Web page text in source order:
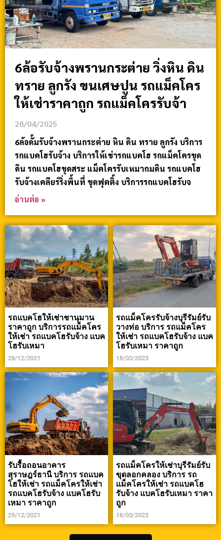
6ล้อรับจ้างพรานกระต่าย วิ่งหิน ดิน
ทราย ลูกรัง ขนเศษปูน รถแม็คโคร
ให้เช่าราคาถูก รถแม็คโครรับจ้า
28/04/2025
6ล้อดั้มรับจ้างพรานกระต่าย หิน ดิน ทราย ลูกรัง บริการ
รถแบคโฮรับจ้าง บริการให้เช่ารถแบคโฮ รถแม็คโครขุด
ดิน รถแบคโฮขุดสระ แม็คโครรับเหมาถมดิน รถแบคโฮ
รับจ้างเคลียร์ริ่งพื้นที่ ขุดฟุตติ้ง บริการรถแบคโฮรับจ
อ่านต่อ »
รถแบคโฮให้เช่าชานุมาน
ราคาถูก บริการรถแม็คโคร
ให้เช่า รถแบคโฮรับจ้าง แบค
โฮรับเหมา
28/12/2021
รถแม็คโครรับจ้างบุรีรัมย์รับ
วางท่อ บริการ รถแม็คโคร
ให้เช่า รถแบคโฮรับจ้าง แบค
โฮรับเหมา ราคาถูก
18/03/2023
รับรื้อถอนอาคาร
สุราษฎร์ธานี บริการ รถแบค
โฮให้เช่า รถแม็คโครให้เช่า
รถแบคโฮรับจ้าง แบคโฮรับ
เหมา ราคาถูก
29/12/2021
รถแม็คโครให้เช่าบุรีรัมย์รับ
ขุดลอกคลอง บริการ รถ
แม็คโครให้เช่า รถแบคโฮ
รับจ้าง แบคโฮรับเหมา ราคา
ถูก
18/03/2023